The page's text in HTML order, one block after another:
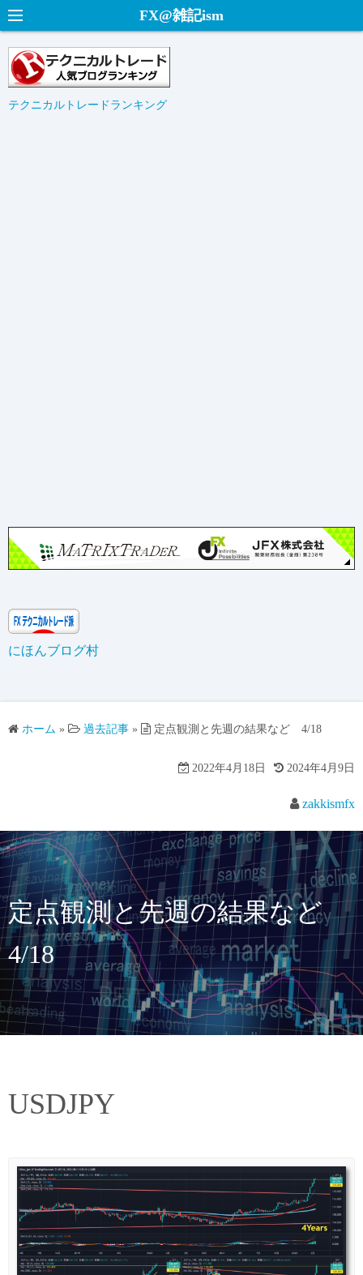
コ
ン
テ
ン
へ
FX@雑記ism
テクニカルトレードランキング
にほんブログ村
ホーム » 過去記事 » 定点観測と先週の結果など 4/18
2022年4月18日 2024年4月9日
zakkismfx
定点観測と先週の結果など
4/18
USDJPY